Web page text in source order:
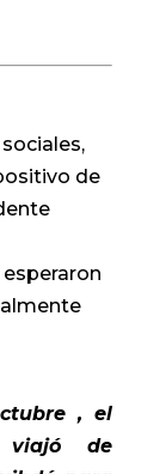
de
, el
viajó de